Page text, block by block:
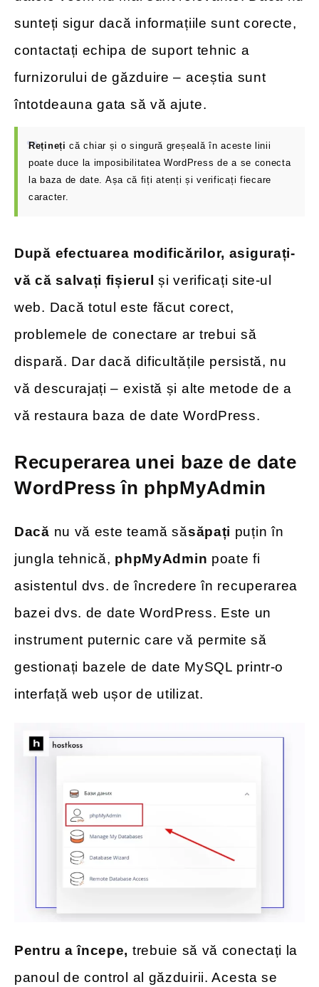
sunteți sigur dacă informațiile sunt corecte,
contactați echipa de suport tehnic a
furnizorului de găzduire – aceștia sunt
întotdeauna gata să vă ajute.
Rețineți că chiar și o singură greșeală în aceste linii
poate duce la imposibilitatea WordPress de a se conecta
la baza de date. Așa că fiți atenți și verificați fiecare
caracter.
După efectuarea modificărilor, asigurați-
vă că salvați fișierul
și verificați site-ul
web. Dacă totul este făcut corect,
problemele de conectare ar trebui să
dispară. Dar dacă dificultățile persistă, nu
vă descurajați – există și alte metode de a
vă restaura baza de date WordPress.
Recuperarea unei baze de date
WordPress în phpMyAdmin
Dacă nu vă este teamă săsăpați puțin în
jungla tehnică, phpMyAdmin poate fi
asistentul dvs. de încredere în recuperarea
bazei dvs. de date WordPress. Este un
instrument puternic care vă permite să
gestionați bazele de date MySQL printr-o
interfață web ușor de utilizat.
Pentru a începe, trebuie să vă conectați la
panoul de control al găzduirii. Acesta se